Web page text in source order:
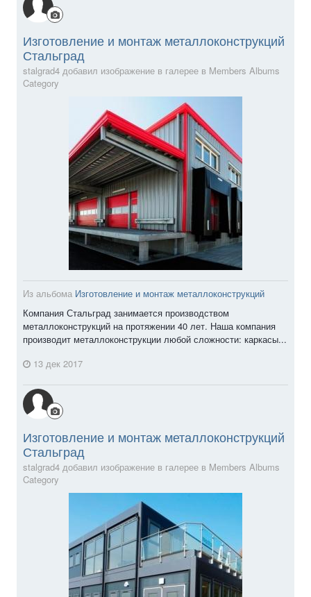
Изготовление и монтаж металлоконструкций
Стальград
stalgrad4 добавил изображение в галерее в Members Albums
Category
Из альбома Изготовление и монтаж металлоконструкций
Компания Стальград занимается производством
металлоконструкций на протяжении 40 лет. Наша компания
производит металлоконструкции любой сложности: каркасы...
13 дек 2017
Изготовление и монтаж металлоконструкций
Стальград
stalgrad4 добавил изображение в галерее в Members Albums
Category